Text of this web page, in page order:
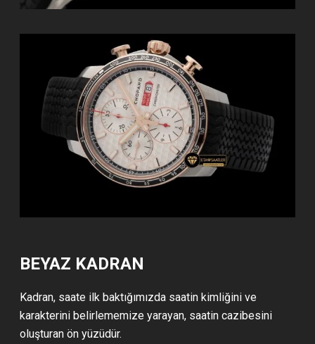
BEYAZ KADRAN
Kadran, saate ilk baktığımızda saatin kimliğini ve
karakterini belirlememize yarayan, saatin cazibesini
oluşturan ön yüzüdür.